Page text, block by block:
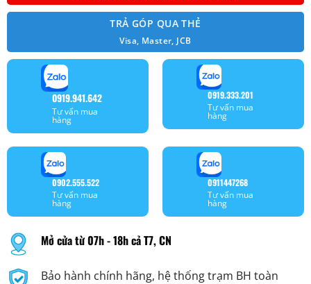
TRẢ GÓP QUA THẺ
Visa, Master, JCB
0919.941.642
Tư vấn mua
hàng
0919.333.201
Tư vấn mua
hàng
0902.555.522
Tư vấn mua
hàng
0911447268
Tư vấn mua
hàng
Mở cửa từ 07h - 18h cả T7, CN
Bảo hành chính hãng, hệ thống trạm BH toàn